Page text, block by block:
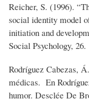
Reicher, S. (1996).
social identity model
initiation and
Social Psychology, 26.
Rodríguez Cabezas,
médicas. En
humor. Desclée De